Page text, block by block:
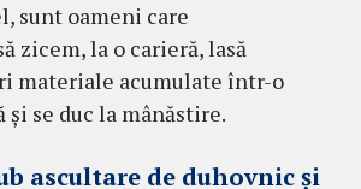
sunt oameni care
zicem, la o carieră, lasă
materiale acumulate într-o
și se duc la mânăstire.
ascultare de duhovnic şi